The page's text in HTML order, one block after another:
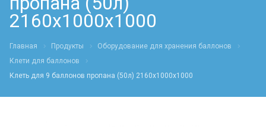
2160х1000х1000
Главная Продукты
Оборудование для хранения баллонов
Клети для баллонов
Клеть для 9 баллонов пропана (50л) 2160х1000х1000